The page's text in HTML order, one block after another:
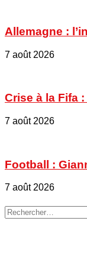
Allemagne :
7 août 2026
Crise à la Fifa
7 août 2026
Football :
7 août 2026
Rechercher :